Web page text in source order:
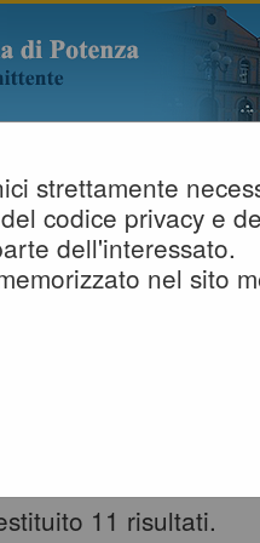
strettamente
codice privacy e
dell'interessato.
nel sito
11 risultati.